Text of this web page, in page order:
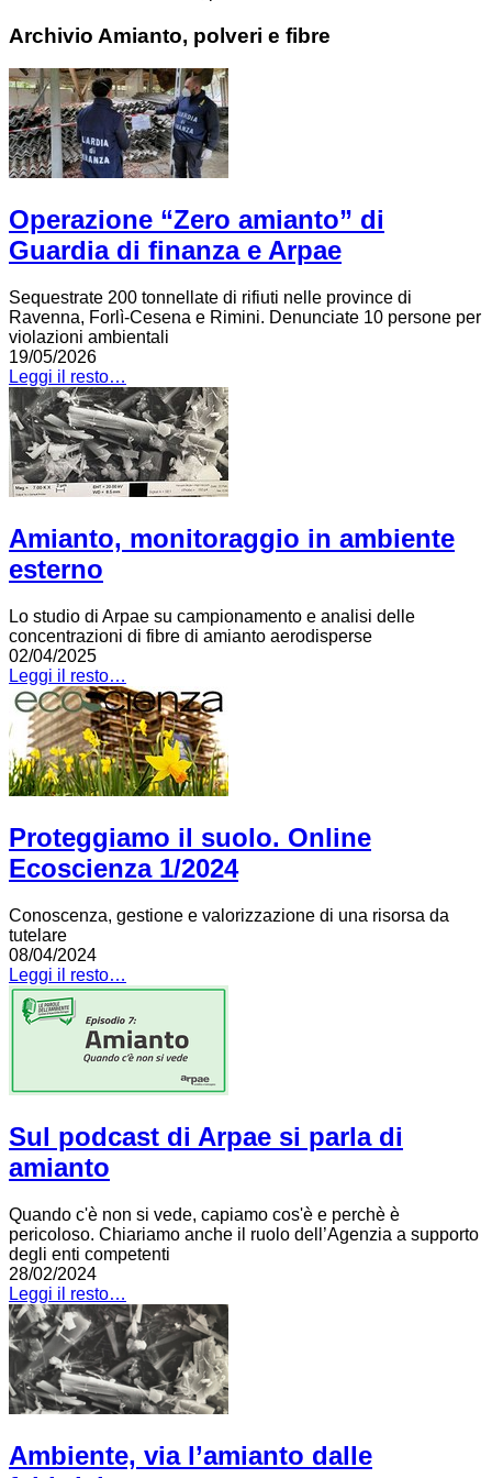
Archivio Amianto, polveri e fibre
Operazione “Zero amianto” di
Guardia di finanza e Arpae
Sequestrate 200 tonnellate di rifiuti nelle province di
Ravenna, Forlì-Cesena e Rimini. Denunciate 10 persone per
violazioni ambientali
19/05/2026
Leggi il resto…
Amianto, monitoraggio in ambiente
esterno
Lo studio di Arpae su campionamento e analisi delle
concentrazioni di fibre di amianto aerodisperse
02/04/2025
Leggi il resto…
Proteggiamo il suolo. Online
Ecoscienza 1/2024
Conoscenza, gestione e valorizzazione di una risorsa da
tutelare
08/04/2024
Leggi il resto…
Sul podcast di Arpae si parla di
amianto
Quando c'è non si vede, capiamo cos'è e perchè è
pericoloso. Chiariamo anche il ruolo dell’Agenzia a supporto
degli enti competenti
28/02/2024
Leggi il resto…
Ambiente, via l’amianto dalle